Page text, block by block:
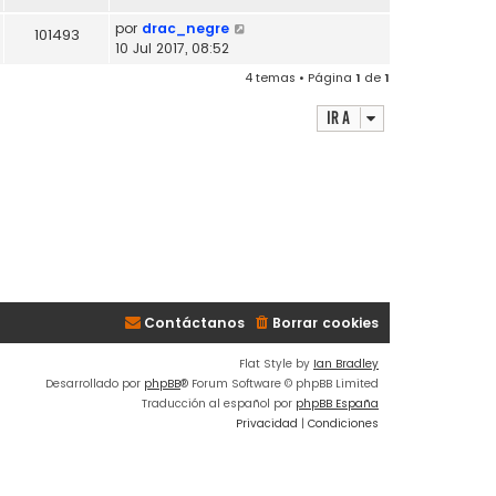
101493 por drac_negre
10 Jul 2017, 08:52
4 temas • Página 1 de1
Ir a
Borrar cookies
Contáctanos
Flat Style by Ian Bradley
Desarrollado por phpBB® Forum Software © phpBB Limited
Traducción al español por phpBB España
Privacidad | Condiciones